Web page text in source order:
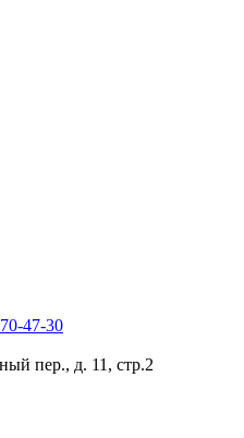
47-30
пер., д. 11, стр.2